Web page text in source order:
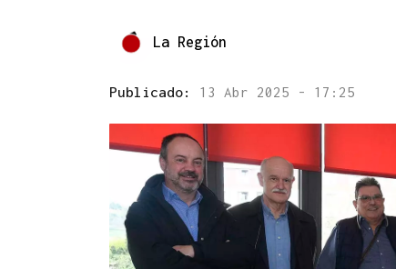
La Región
Publicado: 13 Abr 2025 - 17:25